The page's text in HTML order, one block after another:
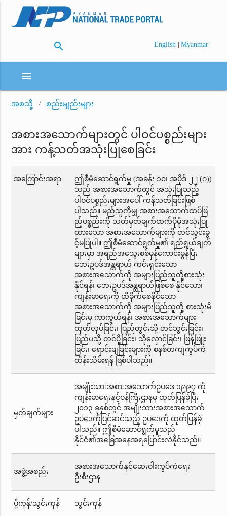
search English | Myanmar
menu
အစသို့ စည်းမျည်းများ
အစားအသောက်များတွင် ပါဝင်ပစ္စည်းများ
အား ကန့်သတ်အသုံးပြုစေခြင်း
အကြောင်းအရာ
ဤစီမံဆောင်ရွက်မှု (အခန်း ၁၀၊ အပိုဒ် ၂၂ (ဂ))
သည် အစားအသောက်တွင် အသုံးပြုသည့်
ပါဝင်ပစ္စည်းများအပေါ် ကန့်သတ်ခြင်းဖြစ်
ပါသည်။ မည်သူကိုမျှ အစားအသောက်ထပ်ဖြ
ည့်ပစ္စည်းကို သတ်မှတ်ချက်ထက်ပိုမိုအသုံးပြု
ထားသော အစားအသောက်များကို တင်သွင်းခွ
င့်မပြုပါ။ ဤစီမံဆောင်ရွက်မှု၏ ရည်ရွယ်ချက်
များမှာ အရည်အသွေးစစ်မှန်ကောင်းမွန်ပြီး
ဘေးဥပဒ်အန္တရာယ် ကင်းရှင်းသော
အစားအသောက်ကို အများပြည်သူတို့စားသုံး
နိုင်ရန်၊ ဘေးဥပဒ်အန္တရာယ်ဖြစ်စေ နိုင်သော၊
ကျန်းမာရေးကို ထိခိုက်စေနိုင်သော
အစားအသောက်ကို အများပြည်သူတို့ စားသုံးမိ
ခြင်းမှ ကာကွယ်ရန်၊ အစားအသောက်များ
ထုတ်လုပ်ခြင်း၊ ပြည်တွင်းသို့ တင်သွင်းခြင်း၊
ပြည်ပသို့ တင်ပို့ခြင်း၊ သိုလှောင်ခြင်း၊ ဖြန့်ဖြူး
ခြင်း၊ ရောင်းချခြင်းများကို စနစ်တကျကွပ်ကဲ
ထိန်းသိမ်းရန် ဖြစ်ပါသည်။
မှတ်ချက်များ
အမျိုးသားအစားအသောက်ဥပဒေ ၁၉၉၇ ကို
ကျန်းမာရေးနှင့်ဝန်ကြီးဌာနမှ ထုတ်ပြန်ခဲ့ပြီး
၂၀၁၃ ခုနှစ်တွင် အမျိုးသားအစားအသောက်
ဥပဒေကိုပြင်ဆင်သည့် ဥပဒေကို ထုတ်ပြန်ခဲ့
ပါသည်။ ဤစီမံဆောင်ရွက်မှုသည်
နိုင်ငံ၏အခြေအနေအရပြောင်းလဲနိုင်သည်။
အဖွဲ့အစည်း
အစားအသောက်နှင့်ဆေးဝါးကွပ်ကဲရေး
ဦးစီးဌာန
ပို့ကုန်/သွင်းကုန် သွင်းကုန်